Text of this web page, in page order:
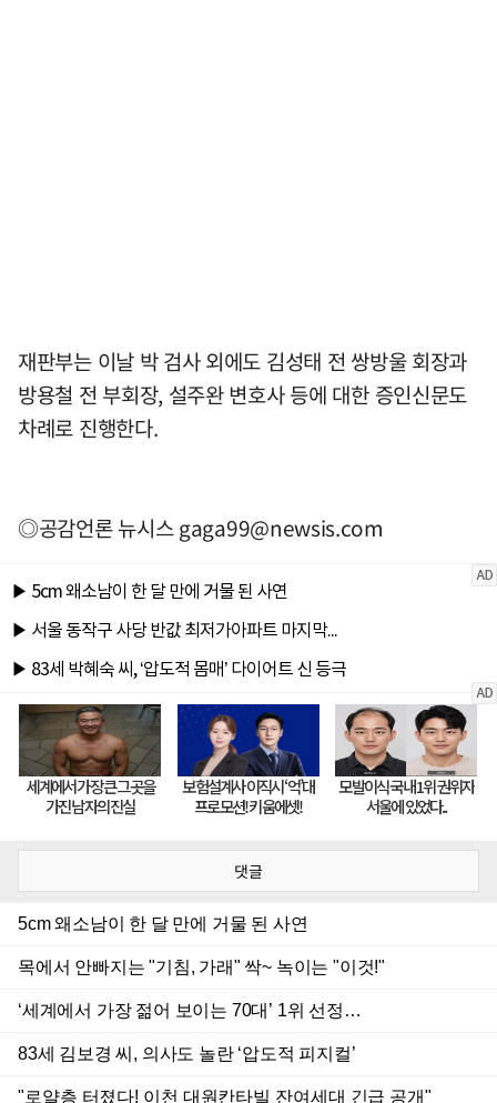
재판부는 이날 박 검사 외에도 김성태 전 쌍방울 회장과
방용철 전 부회장, 설주완 변호사 등에 대한 증인신문도
차례로 진행한다.
◎공감언론 뉴시스gaga99@newsis.com
댓글